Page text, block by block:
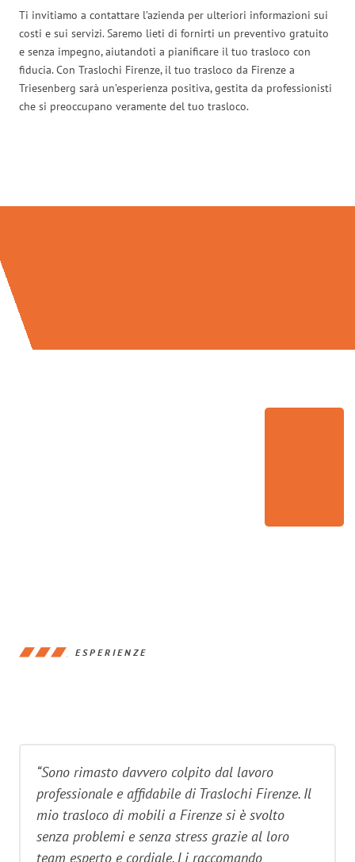
Ti invitiamo a contattare l’azienda per ulteriori informazioni sui
costi e sui servizi. Saremo lieti di fornirti un preventivo gratuito
e senza impegno, aiutandoti a pianificare il tuo trasloco con
fiducia. Con Traslochi Firenze, il tuo trasloco da Firenze a
Triesenberg sarà un’esperienza positiva, gestita da professionisti
che si preoccupano veramente del tuo trasloco.
ESPERIENZE
“Sono rimasto davvero colpito dal lavoro
professionale e affidabile di Traslochi Firenze. Il
mio trasloco di mobili a Firenze si è svolto
senza problemi e senza stress grazie al loro
team esperto e cordiale. Li raccomando